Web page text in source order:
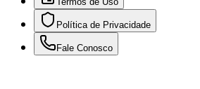
Política de Privacidade
Fale Conosco